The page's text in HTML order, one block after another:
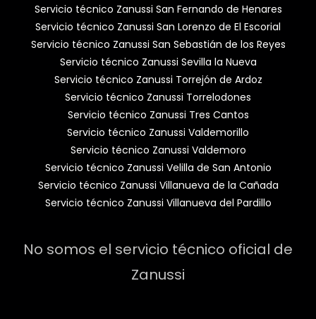
Servicio técnico Zanussi San Fernando de Henares
Servicio técnico Zanussi San Lorenzo de El Escorial
Servicio técnico Zanussi San Sebastián de los Reyes
Servicio técnico Zanussi Sevilla la Nueva
Servicio técnico Zanussi Torrejón de Ardoz
Servicio técnico Zanussi Torrelodones
Servicio técnico Zanussi Tres Cantos
Servicio técnico Zanussi Valdemorillo
Servicio técnico Zanussi Valdemoro
Servicio técnico Zanussi Velilla de San Antonio
Servicio técnico Zanussi Villanueva de la Cañada
Servicio técnico Zanussi Villanueva del Pardillo
No somos el servicio técnico oficial de
Zanussi